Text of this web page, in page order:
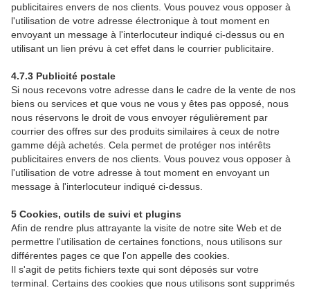
publicitaires envers de nos clients. Vous pouvez vous opposer à
l'utilisation de votre adresse électronique à tout moment en
envoyant un message à l'interlocuteur indiqué ci-dessus ou en
utilisant un lien prévu à cet effet dans le courrier publicitaire.
4.7.3 Publicité postale
Si nous recevons votre adresse dans le cadre de la vente de nos
biens ou services et que vous ne vous y êtes pas opposé, nous
nous réservons le droit de vous envoyer régulièrement par
courrier des offres sur des produits similaires à ceux de notre
gamme déjà achetés. Cela permet de protéger nos intérêts
publicitaires envers de nos clients. Vous pouvez vous opposer à
l'utilisation de votre adresse à tout moment en envoyant un
message à l'interlocuteur indiqué ci-dessus.
5 Cookies, outils de suivi et plugins
Afin de rendre plus attrayante la visite de notre site Web et de
permettre l'utilisation de certaines fonctions, nous utilisons sur
différentes pages ce que l'on appelle des cookies.
Il s'agit de petits fichiers texte qui sont déposés sur votre
terminal. Certains des cookies que nous utilisons sont supprimés